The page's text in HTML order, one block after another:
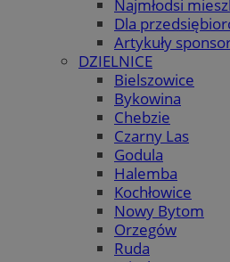
Najmłodsi
Dla
Artykuły
DZIELNICE
Bielszowice
Bykowina
Chebzie
Czarny Las
Godula
Halemba
Kochłowice
Nowy Bytom
Orzegów
Ruda